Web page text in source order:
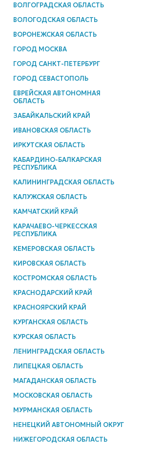
ВОЛГОГРАДСКАЯ ОБЛАСТЬ
ВОЛОГОДСКАЯ ОБЛАСТЬ
ВОРОНЕЖСКАЯ ОБЛАСТЬ
ГОРОД МОСКВА
ГОРОД САНКТ-ПЕТЕРБУРГ
ГОРОД СЕВАСТОПОЛЬ
ЕВРЕЙСКАЯ АВТОНОМНАЯ
ОБЛАСТЬ
ЗАБАЙКАЛЬСКИЙ КРАЙ
ИВАНОВСКАЯ ОБЛАСТЬ
ИРКУТСКАЯ ОБЛАСТЬ
КАБАРДИНО-БАЛКАРСКАЯ
РЕСПУБЛИКА
КАЛИНИНГРАДСКАЯ ОБЛАСТЬ
КАЛУЖСКАЯ ОБЛАСТЬ
КАМЧАТСКИЙ КРАЙ
КАРАЧАЕВО-ЧЕРКЕССКАЯ
РЕСПУБЛИКА
КЕМЕРОВСКАЯ ОБЛАСТЬ
КИРОВСКАЯ ОБЛАСТЬ
КОСТРОМСКАЯ ОБЛАСТЬ
КРАСНОДАРСКИЙ КРАЙ
КРАСНОЯРСКИЙ КРАЙ
КУРГАНСКАЯ ОБЛАСТЬ
КУРСКАЯ ОБЛАСТЬ
ЛЕНИНГРАДСКАЯ ОБЛАСТЬ
ЛИПЕЦКАЯ ОБЛАСТЬ
МАГАДАНСКАЯ ОБЛАСТЬ
МОСКОВСКАЯ ОБЛАСТЬ
МУРМАНСКАЯ ОБЛАСТЬ
НЕНЕЦКИЙ АВТОНОМНЫЙ ОКРУГ
НИЖЕГОРОДСКАЯ ОБЛАСТЬ